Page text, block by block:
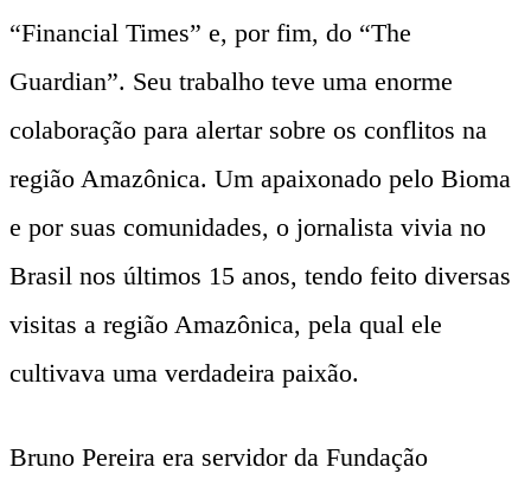
“Financial Times” e, por fim, do “The
Guardian”. Seu trabalho teve uma enorme
colaboração para alertar sobre os conflitos na
região Amazônica. Um apaixonado pelo Bioma
e por suas comunidades, o jornalista vivia no
Brasil nos últimos 15 anos, tendo feito diversas
visitas a região Amazônica, pela qual ele
cultivava uma verdadeira paixão.
Bruno Pereira era servidor da Fundação